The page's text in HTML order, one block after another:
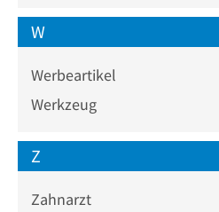
W
Werbeartikel
Werkzeug
Z
Zahnarzt